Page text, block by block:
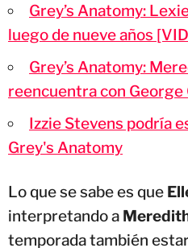
Grey’s Anatomy:
luego de nueve años
Grey’s Anatomy:
reencuentra con George
Izzie Stevens podría
Grey's Anatomy
Lo que se sabe es que
interpretando a
temporada también